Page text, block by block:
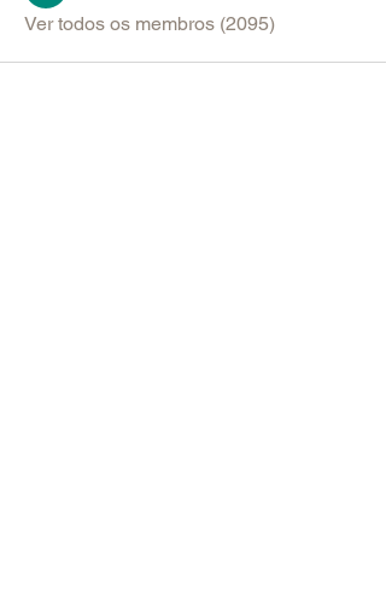
Ver todos os membros (2095)